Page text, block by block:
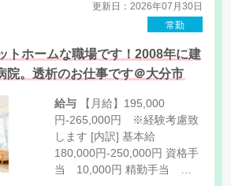
更新日：2026年07月30日
常勤
トホームな職場です！2008年に建
院。透析のお仕事です＠大分市
給与
円-265,000円 ※経験考慮致
します [内訳] 基本給
180,000円-250,000円 資格手
当 10,000円 精勤手当